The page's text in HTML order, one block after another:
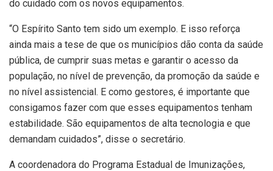
do cuidado com os novos equipamentos.
“O Espírito Santo tem sido um exemplo. E isso reforça
ainda mais a tese de que os municípios dão conta da saúde
pública, de cumprir suas metas e garantir o acesso da
população, no nível de prevenção, da promoção da saúde e
no nível assistencial. E como gestores, é importante que
consigamos fazer com que esses equipamentos tenham
estabilidade. São equipamentos de alta tecnologia e que
demandam cuidados”, disse o secretário.
A coordenadora do Programa Estadual de Imunizações,